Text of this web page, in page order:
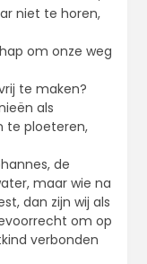
niet te horen,
om onze weg
te maken?
als
te ploeteren,
de
maar wie na
dan zijn wij als
om op
verbonden